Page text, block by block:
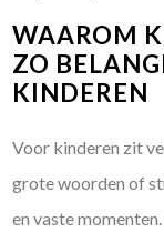
WAAROM
ZO
KINDEREN
Voor kinderen zit
grote woorden of
en vaste